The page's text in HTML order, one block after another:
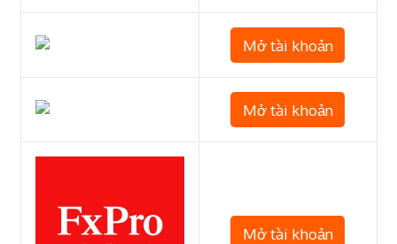
Mở tài khoản
Mở tài khoản
Mở tài khoản